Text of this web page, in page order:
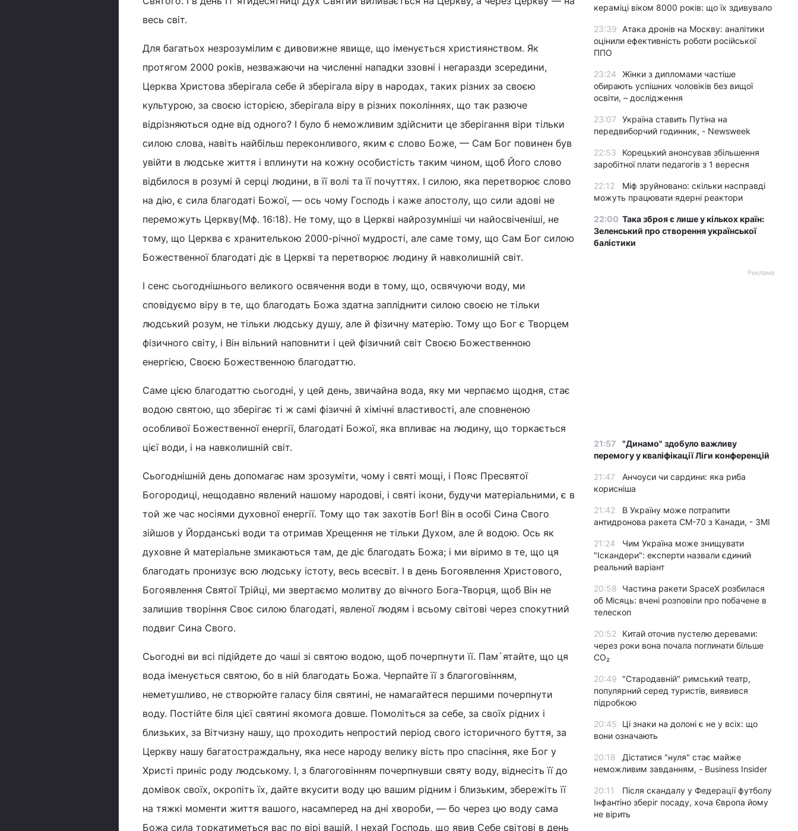
весь світ.
Для багатьох незрозумілим є дивовижне явище, що іменується християнством. Як
протягом 2000 років, незважаючи на численні нападки ззовні і негаразди зсередини,
Церква Христова зберігала себе й зберігала віру в народах, таких різних за своєю
культурою, за своєю історією, зберігала віру в різних поколіннях, що так разюче
відрізняються одне від одного? І було б неможливим здійснити це зберігання віри тільки
силою слова, навіть найбільш переконливого, яким є слово Боже, — Сам Бог повинен був
увійти в людське життя і вплинути на кожну особистість таким чином, щоб Його слово
відбилося в розумі й серці людини, в її волі та її почуттях. І силою, яка перетворює слово
на дію, є сила благодаті Божої, — ось чому Господь і каже апостолу, що сили адові не
переможуть Церкву(Мф. 16:18). Не тому, що в Церкві найрозумніші чи найосвіченіші, не
тому, що Церква є хранителькою 2000-річної мудрості, але саме тому, що Сам Бог силою
Божественної благодаті діє в Церкві та перетворює людину й навколишній світ.
І сенс сьогоднішнього великого освячення води в тому, що, освячуючи воду, ми
сповідуємо віру в те, що благодать Божа здатна запліднити силою своєю не тільки
людський розум, не тільки людську душу, але й фізичну матерію. Тому що Бог є Творцем
фізичного світу, і Він вільний наповнити і цей фізичний світ Своєю Божественною
енергією, Своєю Божественною благодаттю.
Саме цією благодаттю сьогодні, у цей день, звичайна вода, яку ми черпаємо щодня, стає
водою святою, що зберігає ті ж самі фізичні й хімічні властивості, але сповненою
особливої Божественної енергії, благодаті Божої, яка впливає на людину, що торкається
цієї води, і на навколишній світ.
Сьогоднішній день допомагає нам зрозуміти, чому і святі мощі, і Пояс Пресвятої
Богородиці, нещодавно явлений нашому народові, і святі ікони, будучи матеріальними, є в
той же час носіями духовної енергії. Тому що так захотів Бог! Він в особі Сина Свого
зійшов у Йорданські води та отримав Хрещення не тільки Духом, але й водою. Ось як
духовне й матеріальне змикаються там, де діє благодать Божа; і ми віримо в те, що ця
благодать пронизує всю людську істоту, весь всесвіт. І в день Богоявлення Христового,
Богоявлення Святої Трійці, ми звертаємо молитву до вічного Бога-Творця, щоб Він не
залишив творіння Своє силою благодаті, явленої людям і всьому світові через спокутний
подвиг Сина Свого.
Сьогодні ви всі підійдете до чаші зі святою водою, щоб почерпнути її. Пам`ятайте, що ця
вода іменується святою, бо в ній благодать Божа. Черпайте її з благоговінням,
неметушливо, не створюйте галасу біля святині, не намагайтеся першими почерпнути
воду. Постійте біля цієї святині якомога довше. Помоліться за себе, за своїх рідних і
близьких, за Вітчизну нашу, що проходить непростий період свого історичного буття, за
Церкву нашу багатостраждальну, яка несе народу велику вість про спасіння, яке Бог у
Христі приніс роду людському. І, з благоговінням почерпнувши святу воду, віднесіть її до
домівок своїх, окропіть їх, дайте вкусити воду цю вашим рідним і близьким, збережіть її
на тяжкі моменти життя вашого, насамперед на дні хвороби, — бо через цю воду сама
Божа сила торкатиметься вас по вірі вашій. І нехай Господь, що явив Себе світові в день
кераміці віком 8000 років: що їх здивувало
23:39
Атака дронів на Москву: аналітики
оцінили ефективність роботи російської
ППО
23:24
Жінки з дипломами частіше
обирають успішних чоловіків без вищої
освіти, – дослідження
23:07
Україна ставить Путіна на
передвиборчий годинник, - Newsweek
22:53
Корецький анонсував збільшення
заробітної плати педагогів з 1 вересня
22:12
Міф зруйновано: скільки насправді
можуть працювати ядерні реактори
22:00 Така зброя є лише у кількох країн:
Зеленський про створення української
балістики
Реклама
21:57
"Динамо" здобуло важливу
перемогу у кваліфікації Ліги конференцій
21:47
Анчоуси чи сардини: яка риба
корисніша
21:42
В Україну може потрапити
антидронова ракета CM-70 з Канади, - ЗМІ
21:24
Чим Україна може знищувати
"Іскандери": експерти назвали єдиний
реальний варіант
20:58
Частина ракети SpaceX розбилася
об Місяць: вчені розповіли про побачене в
телескоп
20:52
Китай оточив пустелю деревами:
через роки вона почала поглинати більше
CO₂
20:49
"Стародавній" римський театр,
популярний серед туристів, виявився
підробкою
20:45
Ці знаки на долоні є не у всіх: що
вони означають
20:18
Дістатися "нуля" стає майже
неможливим завданням, - Business Insider
20:11
Після скандалу у Федерації футболу
Інфантіно зберіг посаду, хоча Європа йому
не вірить